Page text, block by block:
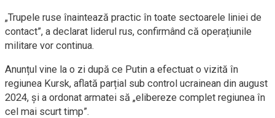
„Trupele ruse înaintează practic în toate sectoarele liniei de
contact”, a declarat liderul rus, confirmând că operațiunile
militare vor continua.
Anunțul vine la o zi după ce Putin a efectuat o vizită în
regiunea Kursk, aflată parțial sub control ucrainean din august
2024, și a ordonat armatei să „elibereze complet regiunea în
cel mai scurt timp”.